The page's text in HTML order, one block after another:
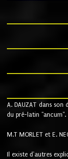
A. DAUZAT dans
du pré-latin "ancum".
M.T MORLET et E.
Il existe d'autres